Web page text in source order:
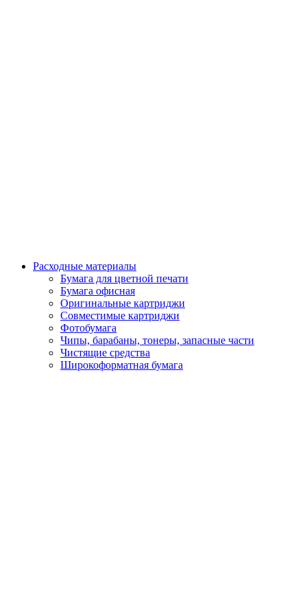
Расходные материалы
Бумага для цветной печати
Бумага офисная
Оригинальные картриджи
Совместимые картриджи
Фотобумага
Чипы, барабаны, тонеры, запасные части
Чистящие средства
Широкоформатная бумага